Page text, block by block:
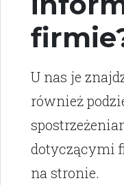
U nas je
również
dotyczącymi
na stronie.